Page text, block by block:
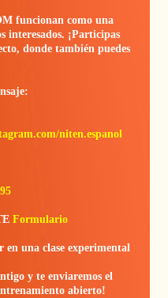
funcionan como una
interesados. ¡Participas
donde también puedes
niten.espanol
Formulario
una clase experimental
y te enviaremos el
abierto!